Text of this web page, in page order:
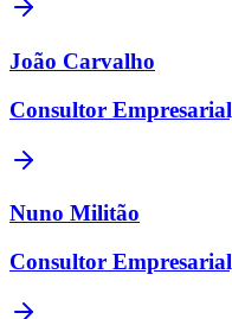
João Carvalho
Consultor
Nuno Militão
Consultor